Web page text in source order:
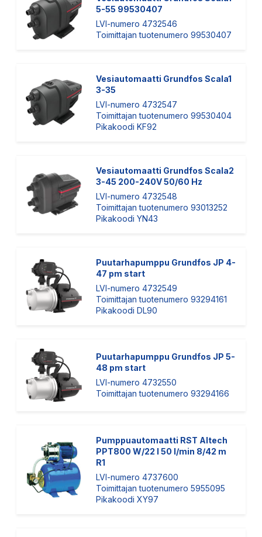
5-55 99530407
LVI-numero 4732546
Toimittajan tuotenumero 99530407
Vesiautomaatti Grundfos Scala1
3-35
LVI-numero 4732547
Toimittajan tuotenumero 99530404
Pikakoodi KF92
Vesiautomaatti Grundfos Scala2
3-45 200-240V 50/60 Hz
LVI-numero 4732548
Toimittajan tuotenumero 93013252
Pikakoodi YN43
Puutarhapumppu Grundfos JP 4-
47 pm start
LVI-numero 4732549
Toimittajan tuotenumero 93294161
Pikakoodi DL90
Puutarhapumppu Grundfos JP 5-
48 pm start
LVI-numero 4732550
Toimittajan tuotenumero 93294166
Pumppuautomaatti RST Altech
PPT800 W/22 l 50 l/min 8/42 m
R1
LVI-numero 4737600
Toimittajan tuotenumero 5955095
Pikakoodi XY97